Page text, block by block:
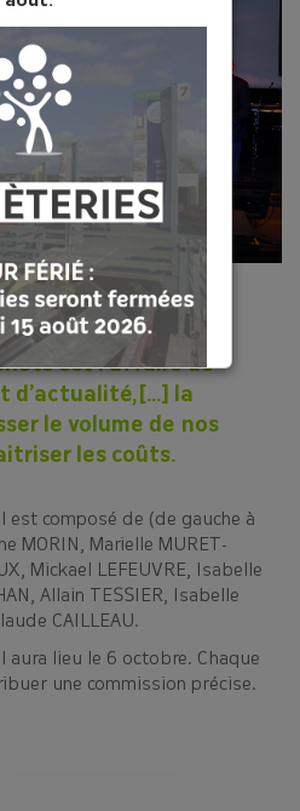
à la maison ? Rien
les habitants à trouver
de tri des déchets
et propose des
prix réduitslors de
dates à venir :
septembre à Vitré
octobre à Retiers
en cliquant
est l’affaire de
d’actualité,[…] la
le volume de nos
les coûts.
est composé de (de gauche à
MORIN, Marielle MURET-
Mickael LEFEUVRE, Isabelle
Allain TESSIER, Isabelle
CAILLEAU.
aura lieu le 6 octobre. Chaque
une commission précise.